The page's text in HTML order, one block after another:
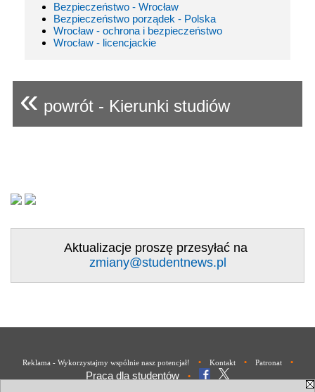
Bezpieczeństwo - Wrocław
Bezpieczeństwo porządek - Polska
Wrocław - ochrona i bezpieczeństwo
Wrocław - licencjackie
« powrót - Kierunki studiów
Aktualizacje proszę przesyłać na
zmiany@studentnews.pl
Reklama - Wykorzystajmy wspólnie nasz potencjał! • Kontakt • Patronat •
Praca dla studentów •